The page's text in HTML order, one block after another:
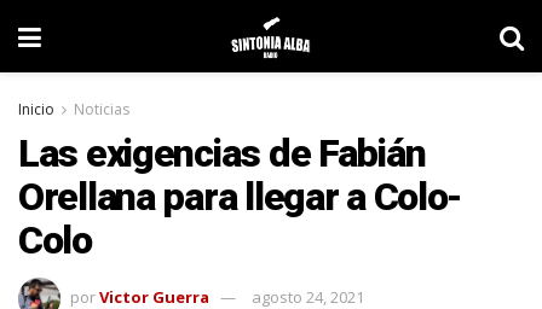
Inicio Noticias
Las exigencias de Fabián
Orellana para llegar a Colo-
Colo
porVictor Guerra agosto 24, 2021